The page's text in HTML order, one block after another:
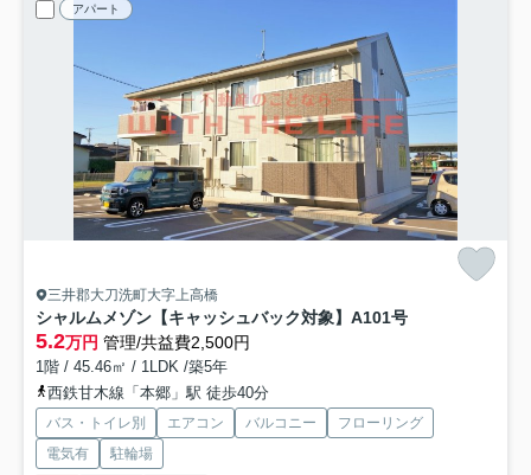
アパート
三井郡大刀洗町大字上高橋
シャルムメゾン【キャッシュバック対象】 A101号
5.2万円 管理/共益費2,500円
1階 / 45.46㎡ / 1LDK /築5年
西鉄甘木線「本郷」駅 徒歩40分
バス・トイレ別 エアコン バルコニー
フローリング
電気有
駐輪場